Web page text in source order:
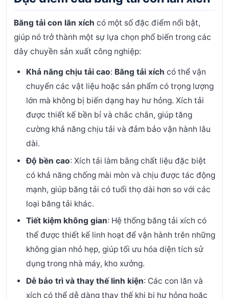
Băng tải con lăn xích có một số đặc điểm nổi bật,
giúp nó trở thành một sự lựa chọn phổ biến trong các
dây chuyền sản xuất công nghiệp:
Khả năng chịu tải cao: Băng tải xích có thể vận
chuyển các vật liệu hoặc sản phẩm có trọng lượng
lớn mà không bị biến dạng hay hư hỏng. Xích tải
được thiết kế bền bỉ và chắc chắn, giúp tăng
cường khả năng chịu tải và đảm bảo vận hành lâu
dài.
Độ bền cao: Xích tải làm bằng chất liệu đặc biệt
có khả năng chống mài mòn và chịu được tác động
mạnh, giúp băng tải có tuổi thọ dài hơn so với các
loại băng tải khác.
Tiết kiệm không gian: Hệ thống băng tải xích có
thể được thiết kế linh hoạt để vận hành trên những
không gian nhỏ hẹp, giúp tối ưu hóa diện tích sử
dụng trong nhà máy, kho xưởng.
Dễ bảo trì và thay thế linh kiện: Các con lăn và
xích có thể dễ dàng thay thế khi bị hư hỏng hoặc